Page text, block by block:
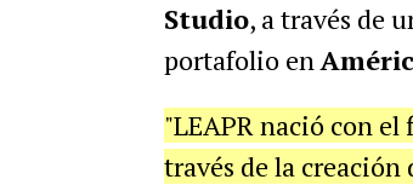
Studio, a través de
portafolio en
"LEAPR nació con
través de la creación